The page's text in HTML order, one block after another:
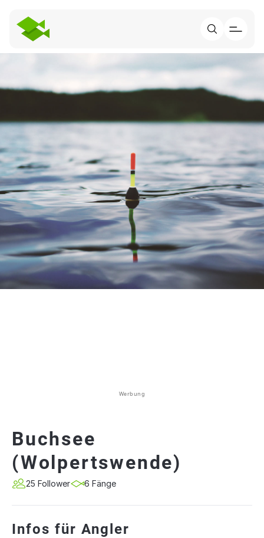
Werbung
Buchsee
(Wolpertswende)
25 Follower 6 Fänge
Infos für Angler